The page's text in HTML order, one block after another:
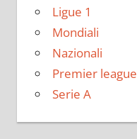
Ligue 1
Mondiali
Nazionali
Premier league
Serie A